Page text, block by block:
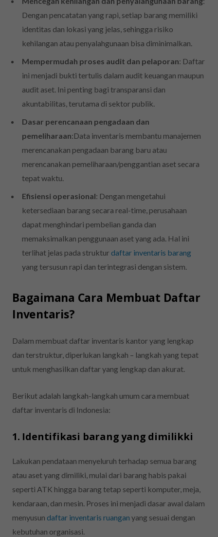
Dengan pencatatan yang rapi, setiap barang memiliki
identitas dan lokasi yang jelas, sehingga risiko
kehilangan atau penyalahgunaan bisa diminimalkan.
Mempermudah proses audit dan pelaporan: Daftar
ini menjadi bukti tertulis dalam audit keuangan maupun
audit aset. Ini penting bagi transparansi dan
akuntabilitas, terutama di sektor publik.
Dasar perencanaan pengadaan dan
pemeliharaan:Data inventaris membantu manajemen
merencanakan pengadaan barang baru atau
merencanakan pemeliharaan/penggantian aset secara
tepat waktu.
Efisiensi operasional: Dengan mengetahui
ketersediaan barang secara real-time, perusahaan
dapat menghindari pembelian ganda dan
memaksimalkan penggunaan aset yang ada. Hal ini
terlihat jelas pada strukturdaftar inventaris barang
yang tersusun rapi dan terintegrasi dengan sistem.
Bagaimana Cara Membuat Daftar
Inventaris?
Dalam membuat daftar inventaris kantor yang lengkap
dan terstruktur, diperlukan langkah – langkah yang tepat
untuk menghasilkan daftar yang lengkap dan akurat.
Berikut adalah langkah-langkah umum cara membuat
daftar inventaris di Indonesia:
1. Identifikasi barang yang dimilikki
Lakukan pendataan menyeluruh terhadap semua barang
atau aset yang dimiliki, mulai dari barang habis pakai
seperti ATK hingga barang tetap seperti komputer, meja,
kendaraan, dan mesin. Proses ini menjadi dasar awal dalam
menyusun daftar inventaris ruangan yang sesuai dengan
kebutuhan organisasi.